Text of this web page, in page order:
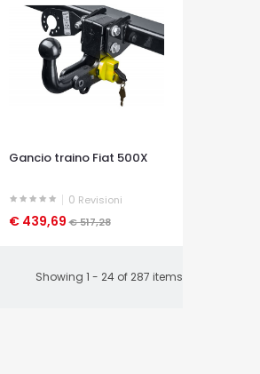
Gancio traino Fiat 500X
0 Revisioni
€ 439,69€ 517,28
Showing 1 - 24 of 287 items